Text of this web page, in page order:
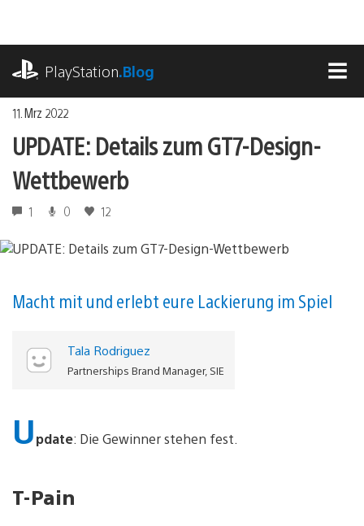
springen
PlayStation.Blog
11. Mrz 2022
UPDATE: Details zum GT7-Design-
Wettbewerb
1 0 12
Macht mit und erlebt eure Lackierung im Spiel
Tala Rodriguez
Partnerships Brand Manager, SIE
Update: Die Gewinner stehen fest.
T-Pain